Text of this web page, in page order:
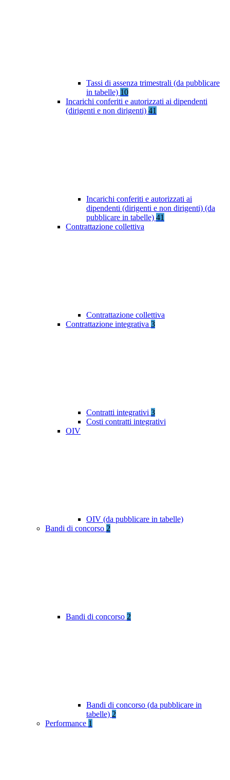
Tassi di assenza trimestrali (da pubblicare
in tabelle) 10
Incarichi conferiti e autorizzati ai dipendenti
(dirigenti e non dirigenti) 41
Incarichi conferiti e autorizzati ai
dipendenti (dirigenti e non dirigenti) (da
pubblicare in tabelle) 41
Contrattazione collettiva
Contrattazione collettiva
Contrattazione integrativa 3
Contratti integrativi 3
Costi contratti integrativi
OIV
OIV (da pubblicare in tabelle)
Bandi di concorso 2
Bandi di concorso 2
Bandi di concorso (da pubblicare in
tabelle) 2
Performance 1